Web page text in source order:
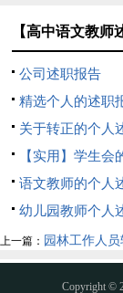
【高中语文教师
公司述职报告
精选个人的述职
关于转正的个人
集锦五篇
【实用】学生会
告3篇
语文教师的个人
10篇
幼儿园教师个人
上一篇： 园林工作人
Copyright ©